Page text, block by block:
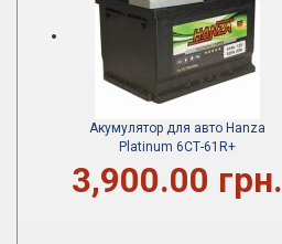
Акумулятор для авто Hanza
Platinum 6СТ-61R+
3,900.00 грн.